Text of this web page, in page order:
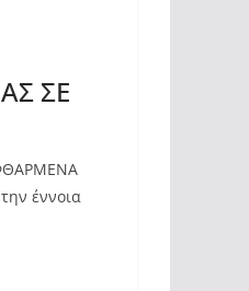
ΣΕ
έννοια